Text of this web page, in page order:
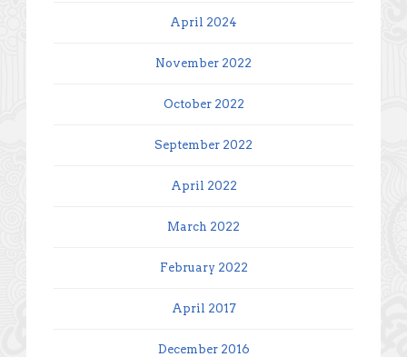
April 2024
November 2022
October 2022
September 2022
April 2022
March 2022
February 2022
April 2017
December 2016